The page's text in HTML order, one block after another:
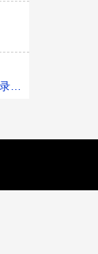
屏快捷键在哪里